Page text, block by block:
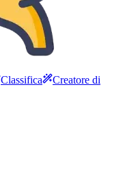
Classifica
Creatore di